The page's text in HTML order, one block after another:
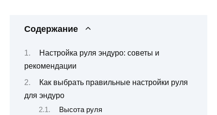
Содержание
Настройка руля эндуро: советы и
рекомендации
Как выбрать правильные настройки руля
для эндуро
Высота руля